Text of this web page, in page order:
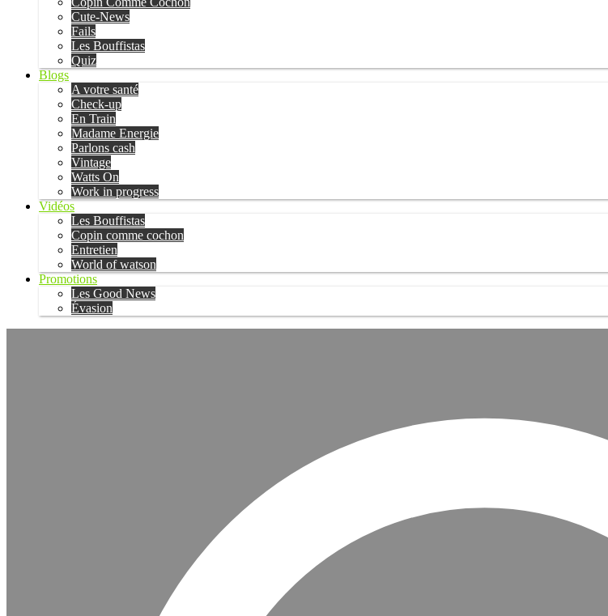
Cute-News
Fails
Les Bouffistas
Quiz
Blogs
A votre santé
Check-up
En Train
Madame Energie
Parlons cash
Vintage
Watts On
Work in progress
Vidéos
Les Bouffistas
Copin comme cochon
Entretien
World of watson
Promotions
Les Good News
Évasion